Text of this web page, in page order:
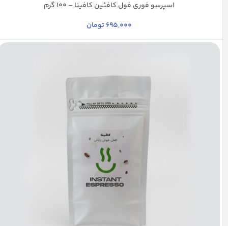
اسپرسو فوری فول کافئین کافینا – 100 گرم
695,000 تومان